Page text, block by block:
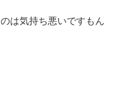
は気持ち悪いですもん